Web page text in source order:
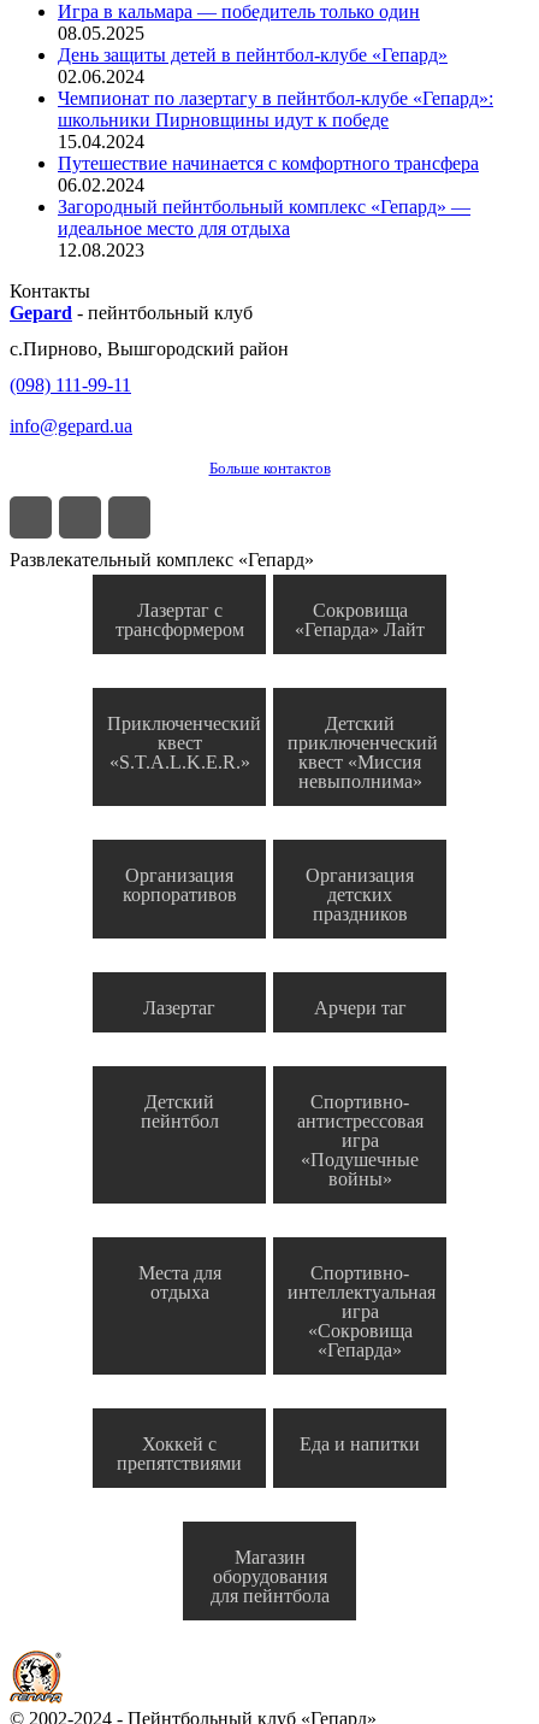
Игра в кальмара — победитель только один
08.05.2025
День защиты детей в пейнтбол-клубе «Гепард»
02.06.2024
Чемпионат по лазертагу в пейнтбол-клубе «Гепард»:
школьники Пирновщины идут к победе
15.04.2024
Путешествие начинается с комфортного трансфера
06.02.2024
Загородный пейнтбольный комплекс «Гепард» —
идеальное место для отдыха
12.08.2023
Контакты
Gepard - пейнтбольный клуб
с.Пирново, Вышгородский район
(098) 111-99-11
info@gepard.ua
Больше контактов
Развлекательный комплекс «Гепард»
Лазертаг с
трансформером
Сокровища
«Гепарда» Лайт
Приключенческий
квест
«S.T.A.L.K.E.R.»
Детский
приключенческий
квест «Миссия
невыполнима»
Организация
корпоративов
Организация
детских
праздников
Лазертаг Арчери таг
Детский
пейнтбол
Спортивно-
антистрессовая
игра
«Подушечные
войны»
Места для
отдыха
Спортивно-
интеллектуальная
игра
«Сокровища
«Гепарда»
Хоккей с
препятствиями
Еда и напитки
Магазин
оборудования
для пейнтбола
© 2002-2024 - Пейнтбольный клуб «Гепард»